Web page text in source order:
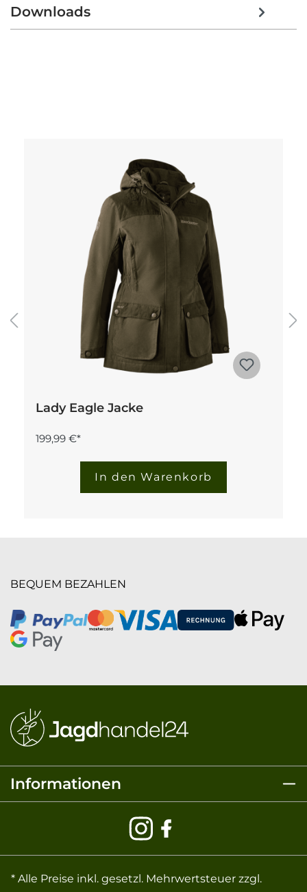
Downloads
Lady Eagle Jacke
199,99 €*
In den Warenkorb
BEQUEM BEZAHLEN
Informationen
* Alle Preise inkl. gesetzl. Mehrwertsteuer zzgl.